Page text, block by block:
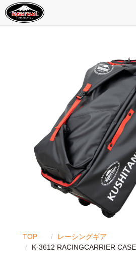
TOP
レーシングギア
K-3612 RACINGCARRIER CASE